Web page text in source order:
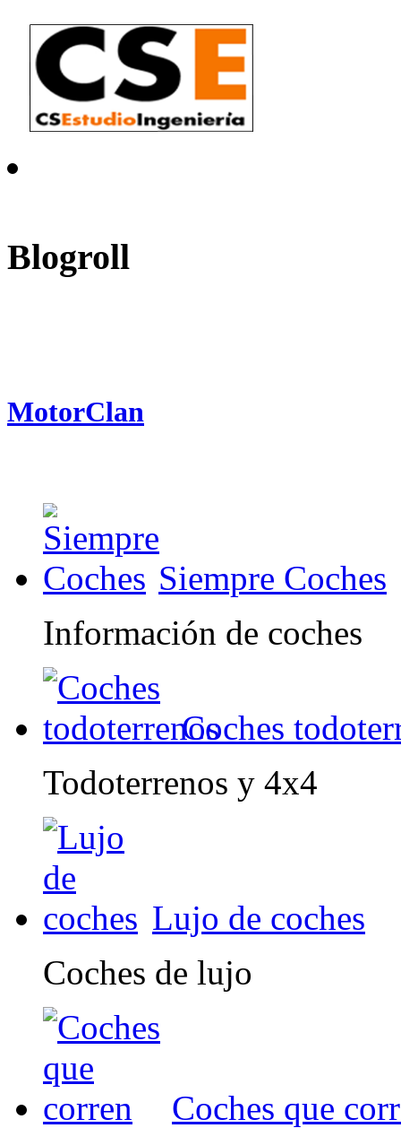
Blogroll
MotorClan
Siempre Coches
Información de coches
Coches
Todoterrenos y 4x4
Lujo de coches
Coches de lujo
Coches que